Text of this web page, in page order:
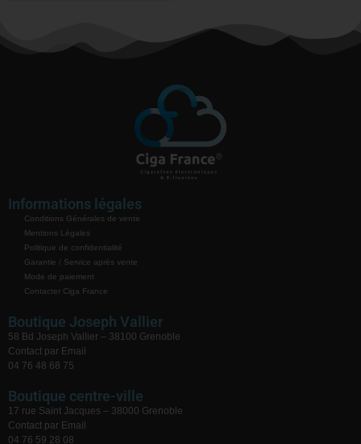
Informations légales
Conditions Générales de vente
Mentions Légales
Politique de confidentialité
Garantie / Service après vente
Mode de paiement
Contacter Ciga France
Boutique Joseph Vallier
58 Bd Joseph Vallier – 38100 Grenoble
Contact par Email
04 76 48 68 75
Boutique centre-ville
17 rue Saint Jacques – 38000 Grenoble
Contact par Email
04 76 59 28 08